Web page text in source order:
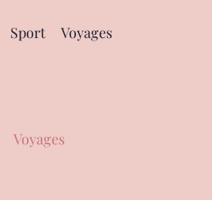
Sport Voyages
Voyages